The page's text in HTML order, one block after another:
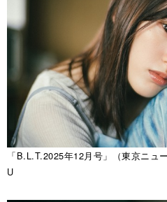
「B.L.T.2025年12月号」（東京ニ
U